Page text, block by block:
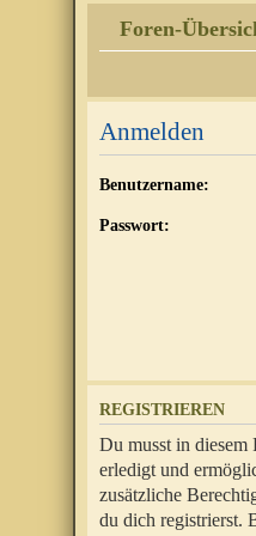
Foren-
Anmelden
Benutzername:
Passwort:
REGISTRIEREN
Du musst in
erledigt und
zusätzliche
du dich registrierst.